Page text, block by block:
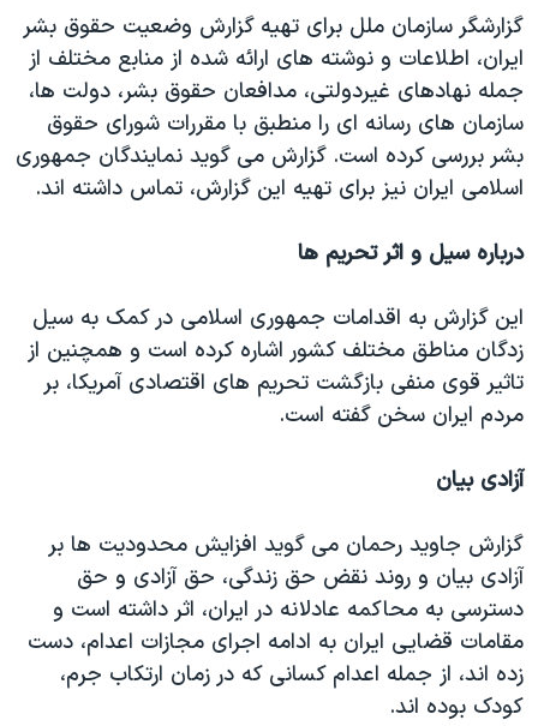
سفر پرزیدنت ترامپ به چین
گزارشگر سازمان ملل برای تهیه گزارش وضعیت حقوق بشر
ایران، اطلاعات و نوشته های ارائه شده از منابع مختلف از
جمله نهادهای غیردولتی، مدافعان حقوق بشر، دولت ها،
سازمان های رسانه ای را منطبق با مقررات شورای حقوق
بشر بررسی کرده است. گزارش می گوید نمایندگان جمهوری
اسلامی ایران نیز برای تهیه این گزارش، تماس داشته اند.
درباره سیل و اثر تحریم ها
این گزارش به اقدامات جمهوری اسلامی در کمک به سیل
زدگان مناطق مختلف کشور اشاره کرده است و همچنین از
تاثیر قوی منفی بازگشت تحریم های اقتصادی آمریکا، بر
مردم ایران سخن گفته است.
آزادی بیان
گزارش جاوید رحمان می گوید افزایش محدودیت ها بر
آزادی بیان و روند نقض حق زندگی، حق آزادی و حق
دسترسی به محاکمه عادلانه در ایران، اثر داشته است و
مقامات قضایی ایران به ادامه اجرای مجازات اعدام، دست
زده اند، از جمله اعدام کسانی که در زمان ارتکاب جرم،
کودک بوده اند.